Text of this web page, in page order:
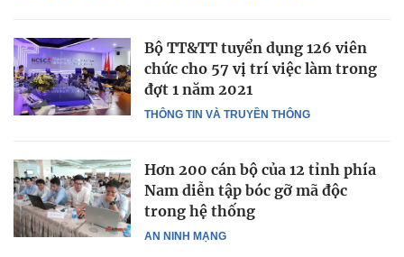
THÔNG TIN VÀ TRUYỀN THÔNG
Bộ TT&TT tuyển dụng 126 viên
chức cho 57 vị trí việc làm trong
đợt 1 năm 2021
AN NINH MẠNG
Hơn 200 cán bộ của 12 tỉnh phía
Nam diễn tập bóc gỡ mã độc
trong hệ thống